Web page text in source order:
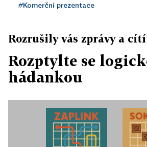
#Komerční prezentace
Rozrušily vás zprávy a
Rozptylte se
hádankou